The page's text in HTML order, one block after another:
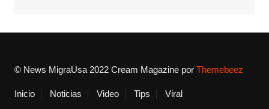
© News MigraUsa 2022Cream Magazine por Themebeez
Inicio Noticias Video Tips Viral